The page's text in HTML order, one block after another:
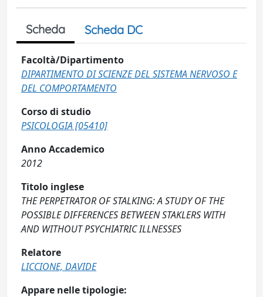
Scheda Scheda DC
Facoltà/Dipartimento
DIPARTIMENTO DI SCIENZE DEL SISTEMA NERVOSO E
DEL COMPORTAMENTO
Corso di studio
PSICOLOGIA [05410]
Anno Accademico
2012
Titolo inglese
THE PERPETRATOR OF STALKING: A STUDY OF THE
POSSIBLE DIFFERENCES BETWEEN STAKLERS WITH
AND WITHOUT PSYCHIATRIC ILLNESSES
Relatore
LICCIONE, DAVIDE
Appare nelle tipologie: